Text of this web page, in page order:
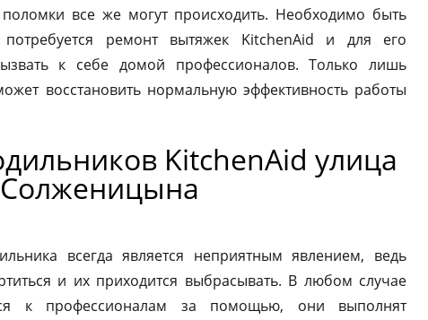
все же могут происходить. Необходимо быть
ремонт вытяжек KitchenAid и для его
к себе домой профессионалов. Только лишь
восстановить нормальную эффективность работы
KitchenAid улица
всегда является неприятным явлением, ведь
и их приходится выбрасывать. В любом случае
к профессионалам за помощью, они выполнят